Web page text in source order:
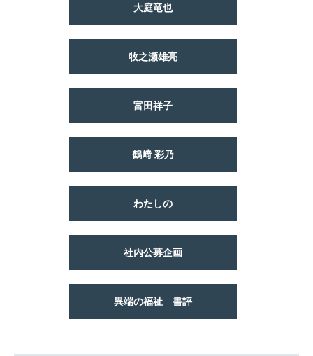
大庭竜也
牧之瀬雄亮
富田祥子
鶴﨑 彩乃
わたしの
社内公募企画
異端の福祉 書評